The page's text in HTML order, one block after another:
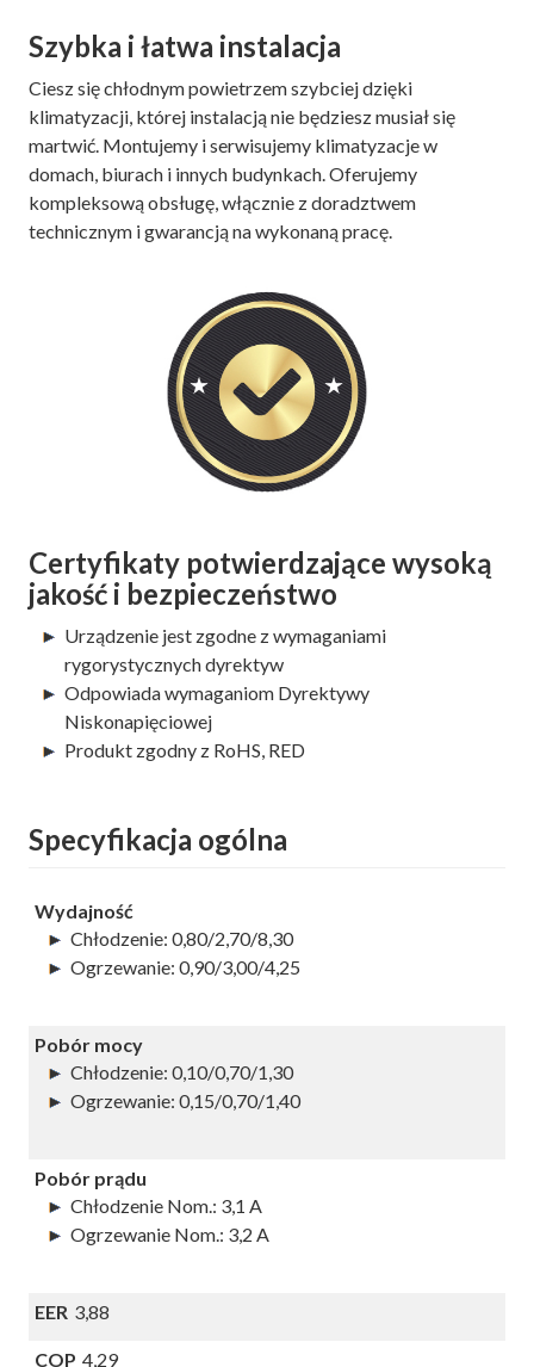
Szybka i łatwa instalacja
Ciesz się chłodnym powietrzem szybciej dzięki
klimatyzacji, której instalacją nie będziesz musiał się
martwić. Montujemy i serwisujemy klimatyzacje w
domach, biurach i innych budynkach. Oferujemy
kompleksową obsługę, włącznie z doradztwem
technicznym i gwarancją na wykonaną pracę.
Certyfikaty potwierdzające wysoką
jakość i bezpieczeństwo
Urządzenie jest zgodne z wymaganiami
rygorystycznych dyrektyw
Odpowiada wymaganiom Dyrektywy
Niskonapięciowej
Produkt zgodny z RoHS, RED
Specyfikacja ogólna
Wydajność
Chłodzenie: 0,80/2,70/8,30
Ogrzewanie: 0,90/3,00/4,25
Pobór mocy
Chłodzenie: 0,10/0,70/1,30
Ogrzewanie: 0,15/0,70/1,40
Pobór prądu
Chłodzenie Nom.: 3,1 A
Ogrzewanie Nom.: 3,2 A
EER 3,88
COP 4,29